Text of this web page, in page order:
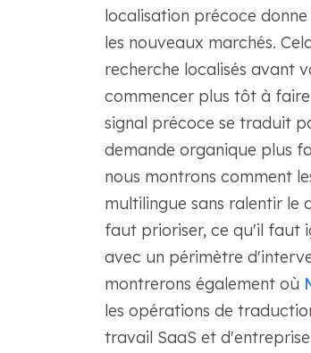
localisation précoce
les nouveaux marchés.
recherche localisés avant
commencer plus tôt à
signal précoce se traduit
demande organique plus
nous montrons comment
multilingue sans ralentir le
faut prioriser, ce qu'il faut
avec un périmètre
montrerons également où
les opérations de
travail SaaS et